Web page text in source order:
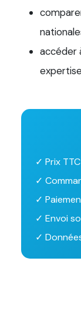
accéder
✓ Prix
✓
✓
✓ Envoi
✓